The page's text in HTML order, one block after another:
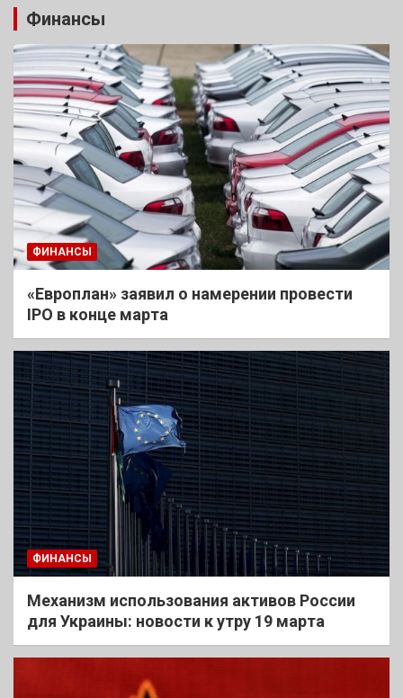
Финансы
ФИНАНСЫ
«Европлан» заявил о намерении провести
IPO в конце марта
ФИНАНСЫ
Механизм использования активов России
для Украины: новости к утру 19 марта